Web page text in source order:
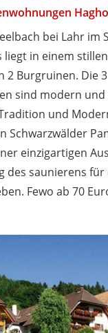
bei Lahr im
liegt in einem
2 Burgruinen. Die 3
sind modern
und
Schwarzwälder
einzigartigen
des saunierens für
Fewo ab 70